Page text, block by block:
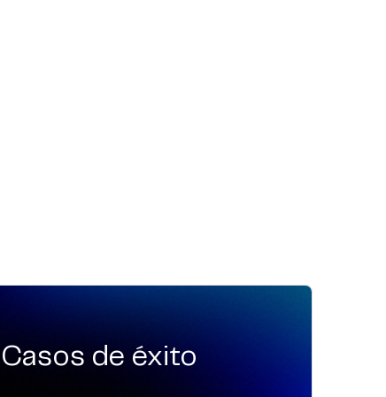
Casos de éxito